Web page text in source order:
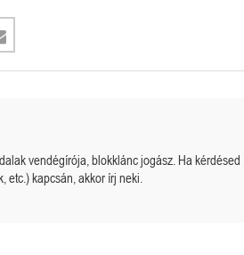
vendégírója, blokklánc jogász. Ha kérdésed
etc.) kapcsán, akkor írj neki.